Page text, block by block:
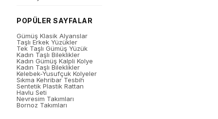
POPÜLER SAYFALAR
Gümüş Klasik Alyanslar
Taşlı Erkek Yüzükler
Tek Taşlı Gümüş Yüzük
Kadın Taşlı Bileklikler
Kadın Gümüş Kalpli Kolye
Kadın Taşlı Bileklikler
Kelebek-Yusufçuk Kolyeler
Sıkma Kehribar Tesbih
Sentetik Plastik Rattan
Havlu Seti
Nevresim Takımları
Bornoz Takımları